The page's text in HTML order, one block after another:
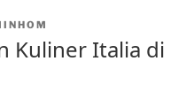
Kuliner Italia di